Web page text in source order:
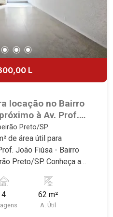
Sul, Jardim Nova
Sumaré, Jardim
Irajá, Royal Park,
da Primavera, Bonfim
Paulista, Jardim
Nova Ribeirânia,
Luiz, Centro, Jardim
Vila Romana,
dos Guaporés e Bella
Fiúsa,
| Ribeirão Preto
L
locação no Bairro
à Av. Prof.
Preto/SP.
Preto/SP
de área útil para
João Fiúsa - Bairro
SP. Conheça as
de área
imobiliário de
4 62 m²
A. Útil